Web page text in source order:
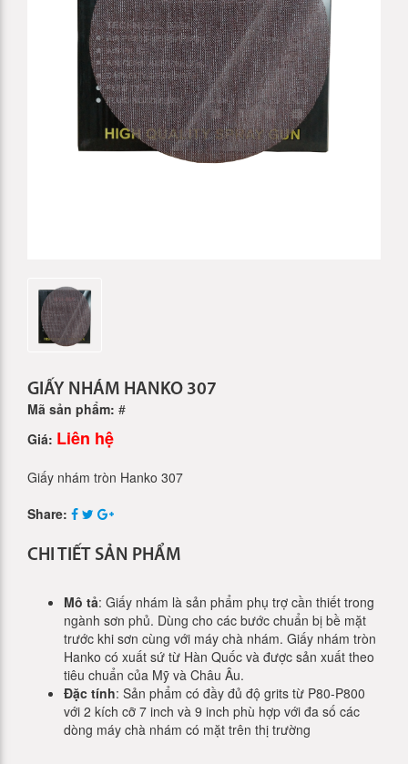
GIẤY NHÁM HANKO 307
Mã sản phẩm: #
Giá: Liên hệ
Giấy nhám tròn Hanko 307
Share:
CHI TIẾT SẢN PHẨM
Mô tả: Giấy nhám là sản phẩm phụ trợ cần thiết trong
ngành sơn phủ. Dùng cho các bước chuẩn bị bề mặt
trước khi sơn cùng với máy chà nhám. Giấy nhám tròn
Hanko có xuất sứ từ Hàn Quốc và được sản xuất theo
tiêu chuẩn của Mỹ và Châu Âu.
Đặc tính: Sản phẩm có đầy đủ độ grits từ P80-P800
với 2 kích cỡ 7 inch và 9 inch phù hợp với đa số các
dòng máy chà nhám có mặt trên thị trường